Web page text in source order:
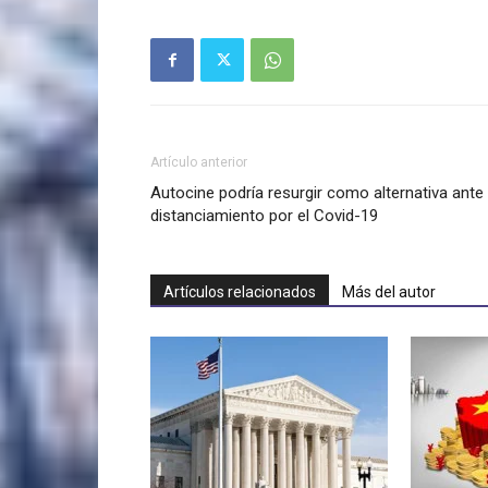
Artículo anterior
Autocine podría resurgir como alternativa ante
distanciamiento por el Covid-19
Artículos relacionados Más del autor